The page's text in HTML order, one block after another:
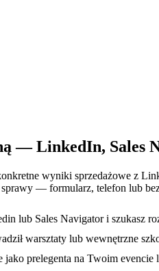
— LinkedIn, Sales
wyniki sprzedażowe z
— formularz, telefon lub
lub Sales Navigator i szukasz
warsztaty lub wewnętrzne
jako prelegenta na Twoim